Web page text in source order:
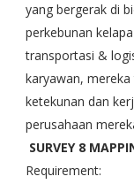
yang bergerak di
perkebunan
transportasi &
karyawan,
ketekunan dan
perusahaan
SURVEY 8
Requirement: